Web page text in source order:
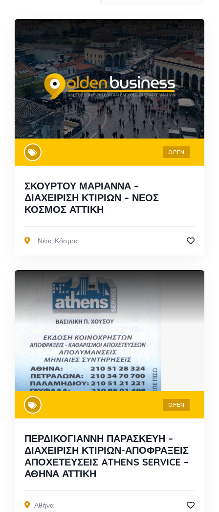
OPEN
ΣΚΟΥΡΤΟΥ ΜΑΡΙΑΝΝΑ –
ΔΙΑΧΕΙΡΙΣΗ ΚΤΙΡΙΩΝ – ΝΕΟΣ
ΚΟΣΜΟΣ ΑΤΤΙΚΗ
, Νέος Κόσμος
OPEN
ΠΕΡΔΙΚΟΓΙΑΝΝΗ ΠΑΡΑΣΚΕΥΗ –
ΔΙΑΧΕΙΡΙΣΗ ΚΤΙΡΙΩΝ-ΑΠΟΦΡΑΞΕΙΣ
ΑΠΟΧΕΤΕΥΣΕΙΣ ATHENS SERVICE –
ΑΘΗΝΑ ΑΤΤΙΚΗ
Αθήνα